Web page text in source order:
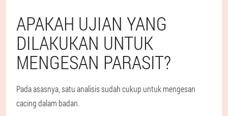
APAKAH UJIAN YANG
DILAKUKAN UNTUK
MENGESAN PARASIT?
Pada asasnya, satu analisis sudah cukup untuk mengesan
cacing dalam badan.